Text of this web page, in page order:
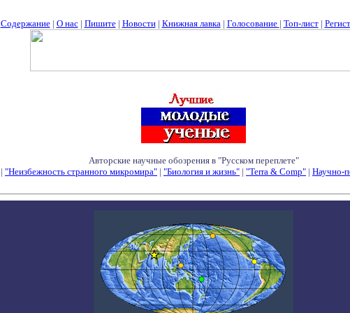
Содержание| О нас| Пишите| Новости| Книжная лавка| Голосование | Топ-лист|
Авторские научные обозрения в "Русском переплете"
| "Неизбежность странного микромира" | "Биология и жизнь" | "Terra & Comp" | Научно-